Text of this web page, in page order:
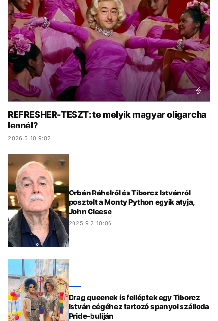
KÖZÉLET UTAZÁS
ÉLETMÓD DESIGN
BESZÉLGETÉSEK ARCOK
VIDEÓ TÖRTÉNETEK
GASZTRO
REFRESHER-TESZT: te melyik magyar oligarcha
lennél?
2026.5.10 9:02
Orbán Ráhelről és Tiborcz Istvánról
posztolt a Monty Python egyik atyja,
John Cleese
2025.9.2 10:06
Drag queenek is felléptek egy Tiborcz
István cégéhez tartozó spanyol szálloda
Pride-buliján